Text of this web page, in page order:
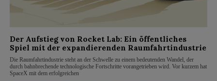
Der Aufstieg von Rocket Lab: Ein öffentliches
Spiel mit der expandierenden Raumfahrtindustrie
Die Raumfahrtindustrie steht an der Schwelle zu einem bedeutenden Wandel, der
durch bahnbrechende technologische Fortschritte vorangetrieben wird. Vor kurzem hat
SpaceX mit dem erfolgreichen